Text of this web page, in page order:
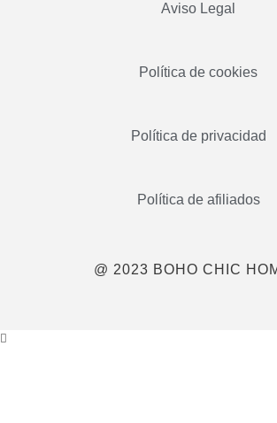
Aviso Legal
Política de cookies
Política de privacidad
Política de afiliados
@ 2023 BOHO CHIC